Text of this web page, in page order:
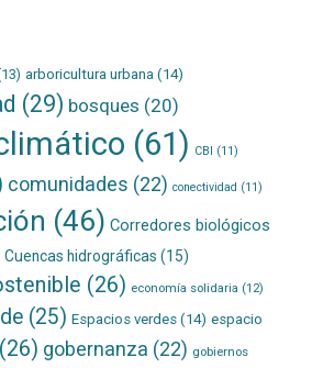
arboricultura urbana(14)
(29) bosques (20)
(61) CBI (11)
comunidades (22) conectividad (11)
(46) Corredores biológicos
Cuencas hidrográficas (15)
(26) economía solidaria (12)
(25) Espacios verdes(14) espacio
(26) gobernanza (22) gobiernos